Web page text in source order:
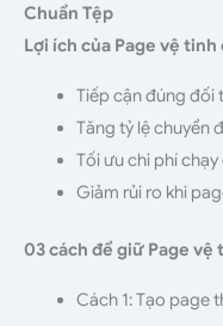
Chuẩn Tệp
Lợi ích của Page vệ
Tiếp cận đúng đối
Tăng tỷ lệ chuyển
Tối ưu chi phí
Giảm rủi ro khi
03 cách để giữ Page
Cách 1: Tạo page